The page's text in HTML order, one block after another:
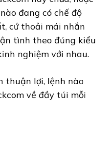
đang có chế độ
cứ thoải mái nhắn
tình theo đúng kiểu
nghiệm với nhau.
thuận lợi, lệnh nào
về đầy túi mỗi